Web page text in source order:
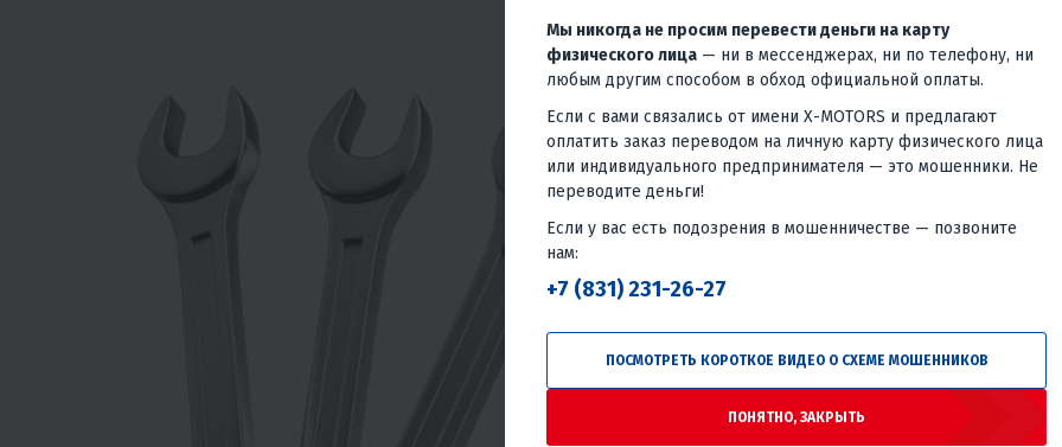
ВЫСОКОЕ
В X-MOTORSмы высоко ценим каждого
сервис. Если ваша техника начала работать
эксплуатации и регулярное техническое
профессиональный гарантийный ремонт.
Наши специалисты оперативно и
вызванные производственными дефектами,
. Мы гарантируем, что процесс
Мы никогда не просим перевести деньги на карту
физического лица — ни в мессенджерах, ни по телефону, ни
любым другим способом в обход официальной оплаты.
Если с вами связались от имени X-MOTORS и предлагают
оплатить заказ переводом на личную карту физического лица
или индивидуального предпринимателя — это мошенники. Не
переводите деньги!
Если у вас есть подозрения в мошенничестве — позвоните
нам:
+7 (831) 231-26-27
ПОСМОТРЕТЬ КОРОТКОЕ ВИДЕО О СХЕМЕ МОШЕННИКОВ
ПОНЯТНО, ЗАКРЫТЬ